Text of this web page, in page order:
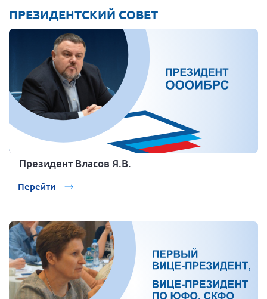
ПРЕЗИДЕНТСКИЙ СОВЕТ
Президент Власов Я.В.
Перейти